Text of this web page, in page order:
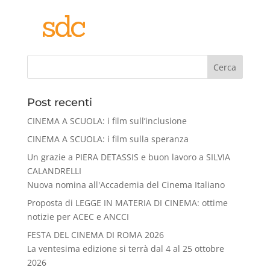
Cerca
Post recenti
CINEMA A SCUOLA: i film sull’inclusione
CINEMA A SCUOLA: i film sulla speranza
Un grazie a PIERA DETASSIS e buon lavoro a SILVIA
CALANDRELLI
Nuova nomina all'Accademia del Cinema Italiano
Proposta di LEGGE IN MATERIA DI CINEMA: ottime
notizie per ACEC e ANCCI
FESTA DEL CINEMA DI ROMA 2026
La ventesima edizione si terrà dal 4 al 25 ottobre
2026